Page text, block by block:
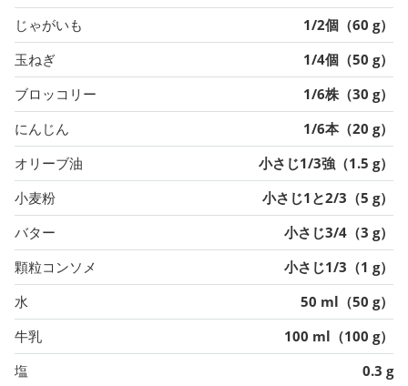
じゃがいも
1/2個（60 g）
玉ねぎ
1/4個（50 g）
ブロッコリー
1/6株（30 g）
にんじん
1/6本（20 g）
オリーブ油
小さじ1/3強（1.5 g）
小麦粉
小さじ1と2/3（5 g）
バター
小さじ3/4（3 g）
顆粒コンソメ
小さじ1/3（1 g）
水
50 ml（50 g）
牛乳
100 ml（100 g）
塩
0.3 g